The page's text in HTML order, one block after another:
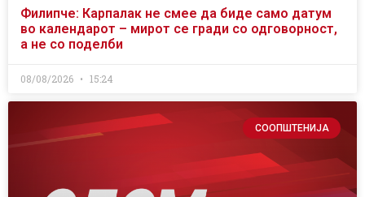
Филипче: Карпалак не смее да биде само датум
во календарот – мирот се гради со одговорност,
а не со поделби
08/08/2026 15:24
СООПШТЕНИЈА